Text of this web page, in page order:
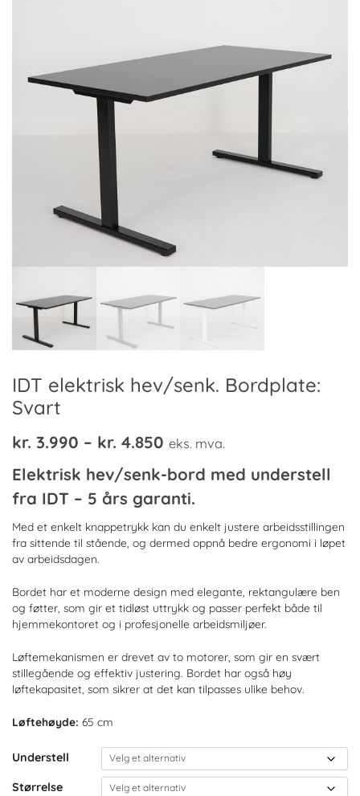
IDT elektrisk hev/senk. Bordplate:
Svart
kr. 3.990 – kr. 4.850 Prisområde:
kr. 3.990
eks. mva.
Elektrisk hev/senk-bord med understell
fra IDT – 5 års garanti.
Med et enkelt knappetrykk kan du enkelt justere arbeidsstillingen
fra sittende til stående, og dermed oppnå bedre ergonomi i løpet
av arbeidsdagen.
Bordet har et moderne design med elegante, rektangulære ben
og føtter, som gir et tidløst uttrykk og passer perfekt både til
hjemmekontoret og i profesjonelle arbeidsmiljøer.
Løftemekanismen er drevet av to motorer, som gir en svært
stillegående og effektiv justering. Bordet har også høy
løftekapasitet, som sikrer at det kan tilpasses ulike behov.
Løftehøyde: 65 cm
Understell
Størrelse